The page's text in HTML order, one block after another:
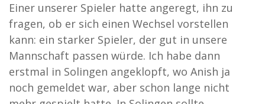
Einer unserer Spieler hatte angeregt, ihn zu
fragen, ob er sich einen Wechsel vorstellen
kann: ein starker Spieler, der gut in unsere
Mannschaft passen würde. Ich habe dann
erstmal in Solingen angeklopft, wo Anish ja
noch gemeldet war, aber schon lange nicht